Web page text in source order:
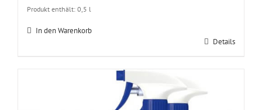
Produkt enthält: 0,5 l
In den Warenkorb
Details